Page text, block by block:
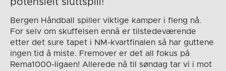
Bergen Håndball spiller viktige kamper i fleng nå.
For selv om skuffelsen ennå er tilstedeværende
etter det sure tapet i NM-kvartfinalen så har guttene
ingen tid å miste. Fremover er det all fokus på
Rema1000-ligaen! Allerede nå til søndag tar vi i mot